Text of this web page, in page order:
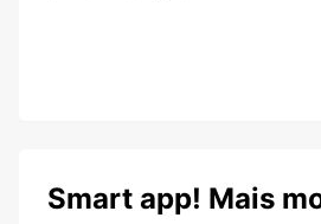
Smart app! Mais